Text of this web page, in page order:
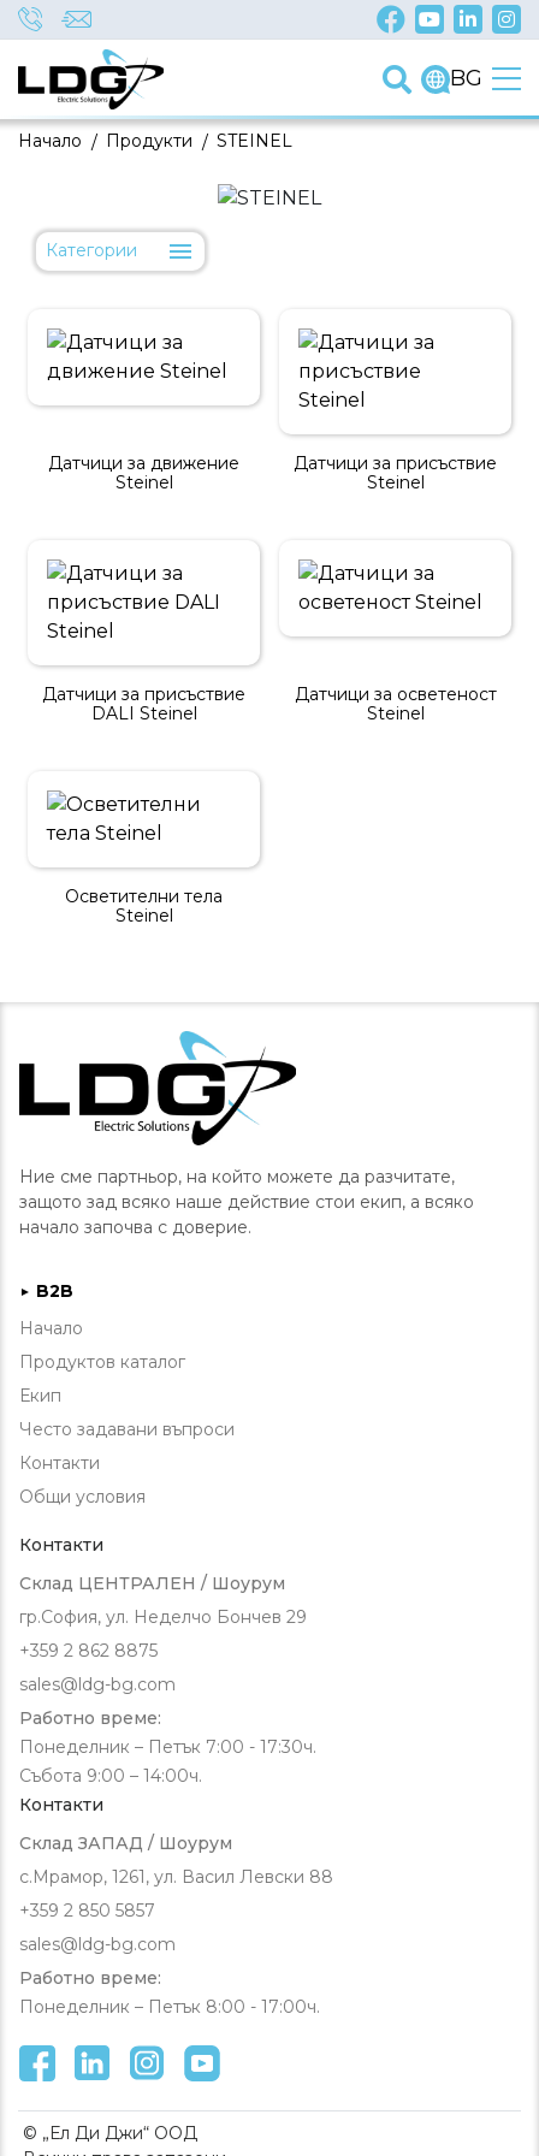
BG
/
Начало /
Продукти STEINEL
Категории
Датчици за движение
Steinel
Датчици за присъствие
Steinel
Датчици за присъствие
DALI Steinel
Датчици за осветеност
Steinel
Осветителни тела
Steinel
Ние сме партньор, на който можете да разчитате,
защото зад всяко наше действие стои екип, а всяко
начало започва с доверие.
► B2B
Начало
Продуктов каталог
Екип
Често задавани въпроси
Контакти
Общи условия
Контакти
Склад ЦЕНТРАЛЕН / Шоурум
гр.София, ул. Неделчо Бончев 29
+359 2 862 8875
sales@ldg-bg.com
Работно време:
Понеделник – Петък 7:00 - 17:30ч.
Събота 9:00 – 14:00ч.
Контакти
Склад ЗАПАД / Шоурум
с.Мрамор, 1261, ул. Васил Левски 88
+359 2 850 5857
sales@ldg-bg.com
Работно време:
Понеделник – Петък 8:00 - 17:00ч.
© „Ел Ди Джи“ ООД